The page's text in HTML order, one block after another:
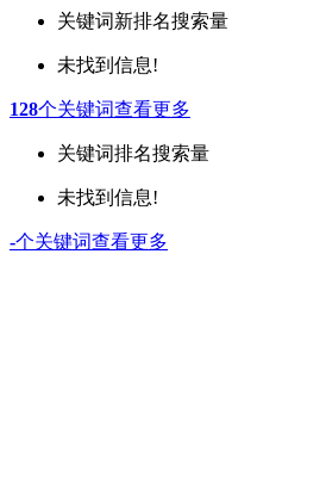
关键词新排名搜索量
未找到信息!
128个关键词查看更多
关键词排名搜索量
未找到信息!
-个关键词查看更多